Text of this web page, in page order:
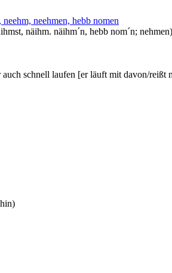
neehmen, hebb nomen
näihm. näihm´n, hebb nom´n; nehmen)
schnell laufen [er läuft mit davon/reißt